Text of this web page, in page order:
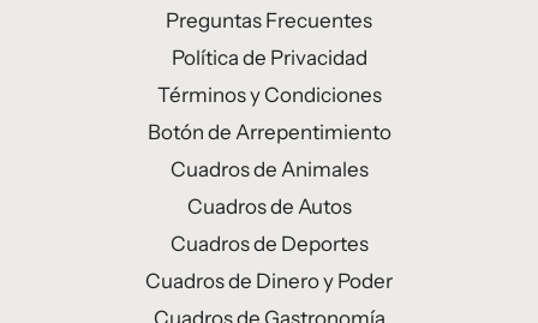
Preguntas Frecuentes
Política de Privacidad
Términos y Condiciones
Botón de Arrepentimiento
Cuadros de Animales
Cuadros de Autos
Cuadros de Deportes
Cuadros de Dinero y Poder
Cuadros de Gastronomía